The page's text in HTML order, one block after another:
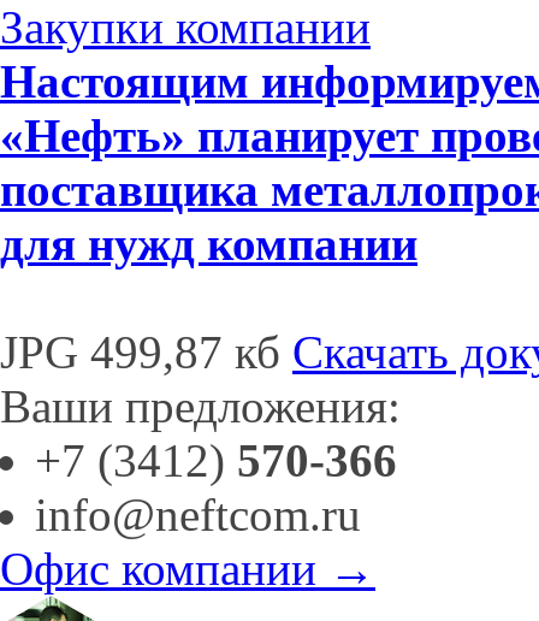
Закупки компании
Настоящим
«Нефть» планирует
поставщика
для нужд компании
JPG 499,87 кб Скачать
Ваши предложения:
+7 (3412) 570-366
info@neftcom.ru
Офис компании →